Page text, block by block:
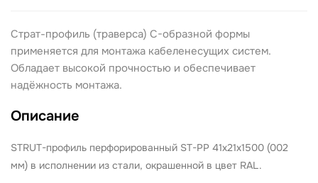
Страт-профиль (траверса) С-образной формы
применяется для монтажа кабеленесущих систем.
Обладает высокой прочностью и обеспечивает
надёжность монтажа.
Описание
STRUT-профиль перфорированный ST-PP 41х21х1500 (002
мм) в исполнении из стали, окрашенной в цвет RAL.